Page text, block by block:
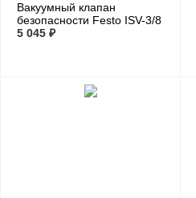
Вакуумный клапан
безопасности Festo ISV-3/8
5 045 ₽